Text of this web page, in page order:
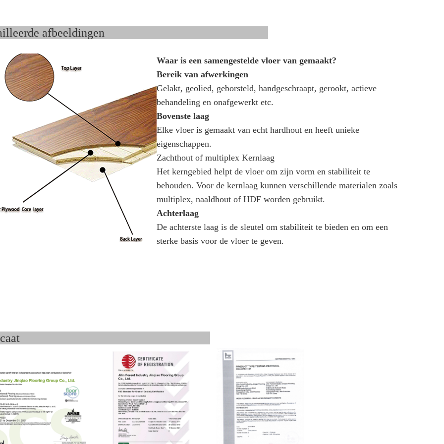
afbeeldingen
Waar is een samengestelde vloer van gemaakt?
Bereik van afwerkingen
Gelakt, geolied, geborsteld, handgeschraapt, gerookt, actieve
behandeling en onafgewerkt etc.
Bovenste laag
Elke vloer is gemaakt van echt hardhout en heeft unieke
eigenschappen.
Zachthout of multiplex Kernlaag
Het kerngebied helpt de vloer om zijn vorm en stabiliteit te
behouden. Voor de kernlaag kunnen verschillende materialen zoals
multiplex, naaldhout of HDF worden gebruikt.
Achterlaag
De achterste laag is de sleutel om stabiliteit te bieden en om een ​​
sterke basis voor de vloer te geven.